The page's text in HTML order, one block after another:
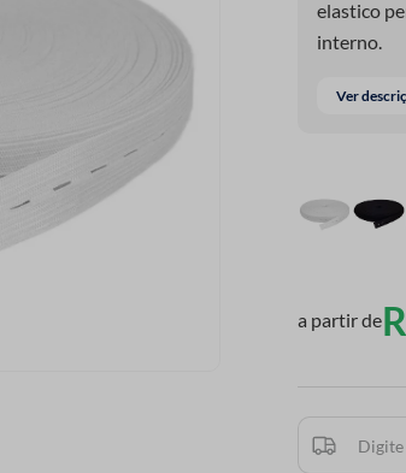
elastico
interno.
Ver
a partir de